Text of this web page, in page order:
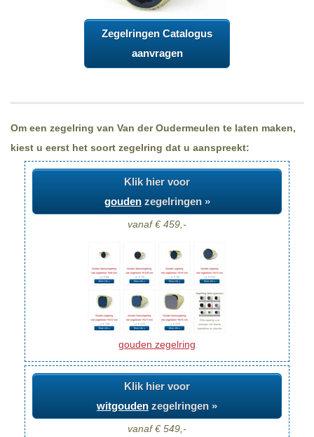
Zegelringen Catalogus
aanvragen
Om een zegelring van Van der Oudermeulen te laten maken,
kiest u eerst het soort zegelring dat u aanspreekt:
Klik hier voor
goudenzegelringen »
vanaf € 459,-
gouden zegelring
Klik hier voor
witgouden zegelringen »
vanaf € 549,-